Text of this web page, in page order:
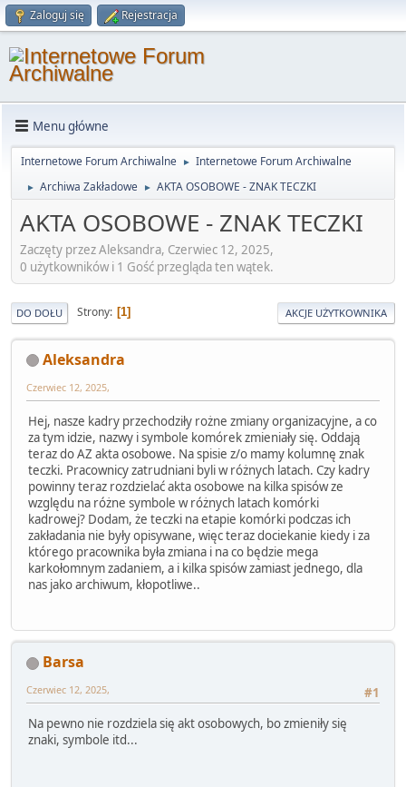
Zaloguj się Rejestracja
Menu główne
Internetowe Forum Archiwalne ► Internetowe Forum Archiwalne
► Archiwa Zakładowe ► AKTA OSOBOWE - ZNAK TECZKI
AKTA OSOBOWE - ZNAK TECZKI
Zaczęty przez Aleksandra, Czerwiec 12, 2025,
0 użytkowników i 1 Gość przegląda ten wątek.
DO DOŁU Strony 1 AKCJE UŻYTKOWNIKA
Aleksandra
Czerwiec 12, 2025,
Hej, nasze kadry przechodziły rożne zmiany organizacyjne, a co
za tym idzie, nazwy i symbole komórek zmieniały się. Oddają
teraz do AZ akta osobowe. Na spisie z/o mamy kolumnę znak
teczki. Pracownicy zatrudniani byli w różnych latach. Czy kadry
powinny teraz rozdzielać akta osobowe na kilka spisów ze
względu na różne symbole w różnych latach komórki
kadrowej? Dodam, że teczki na etapie komórki podczas ich
zakładania nie były opisywane, więc teraz dociekanie kiedy i za
którego pracownika była zmiana i na co będzie mega
karkołomnym zadaniem, a i kilka spisów zamiast jednego, dla
nas jako archiwum, kłopotliwe..
Barsa
#1
Czerwiec 12, 2025,
Na pewno nie rozdziela się akt osobowych, bo zmieniły się
znaki, symbole itd...